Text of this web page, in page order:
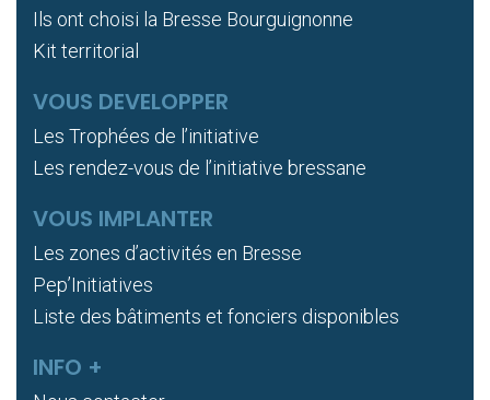
Ils ont choisi la Bresse Bourguignonne
Kit territorial
VOUS DEVELOPPER
Les Trophées de l’initiative
Les rendez-vous de l’initiative bressane
VOUS IMPLANTER
Les zones d’activités en Bresse
Pep’Initiatives
Liste des bâtiments et fonciers disponibles
INFO +